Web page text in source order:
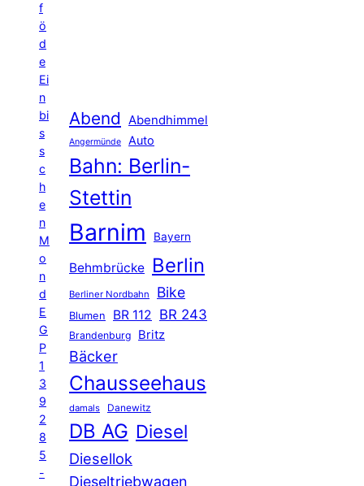
f
ö
d
e
Ei
n
bi
s
s
c
h
e
n
M
o
n
d
E
G
P
1
3
9
2
8
5
-
Abend Abendhimmel
Angermünde Auto
Bahn: Berlin-
Stettin
Barnim Bayern
Behmbrücke Berlin
Berliner Nordbahn Bike
Blumen BR 112 BR 243
Brandenburg Britz
Bäcker
Chausseehaus
damals Danewitz
DB AG Diesel
Diesellok
Dieseltriebwagen